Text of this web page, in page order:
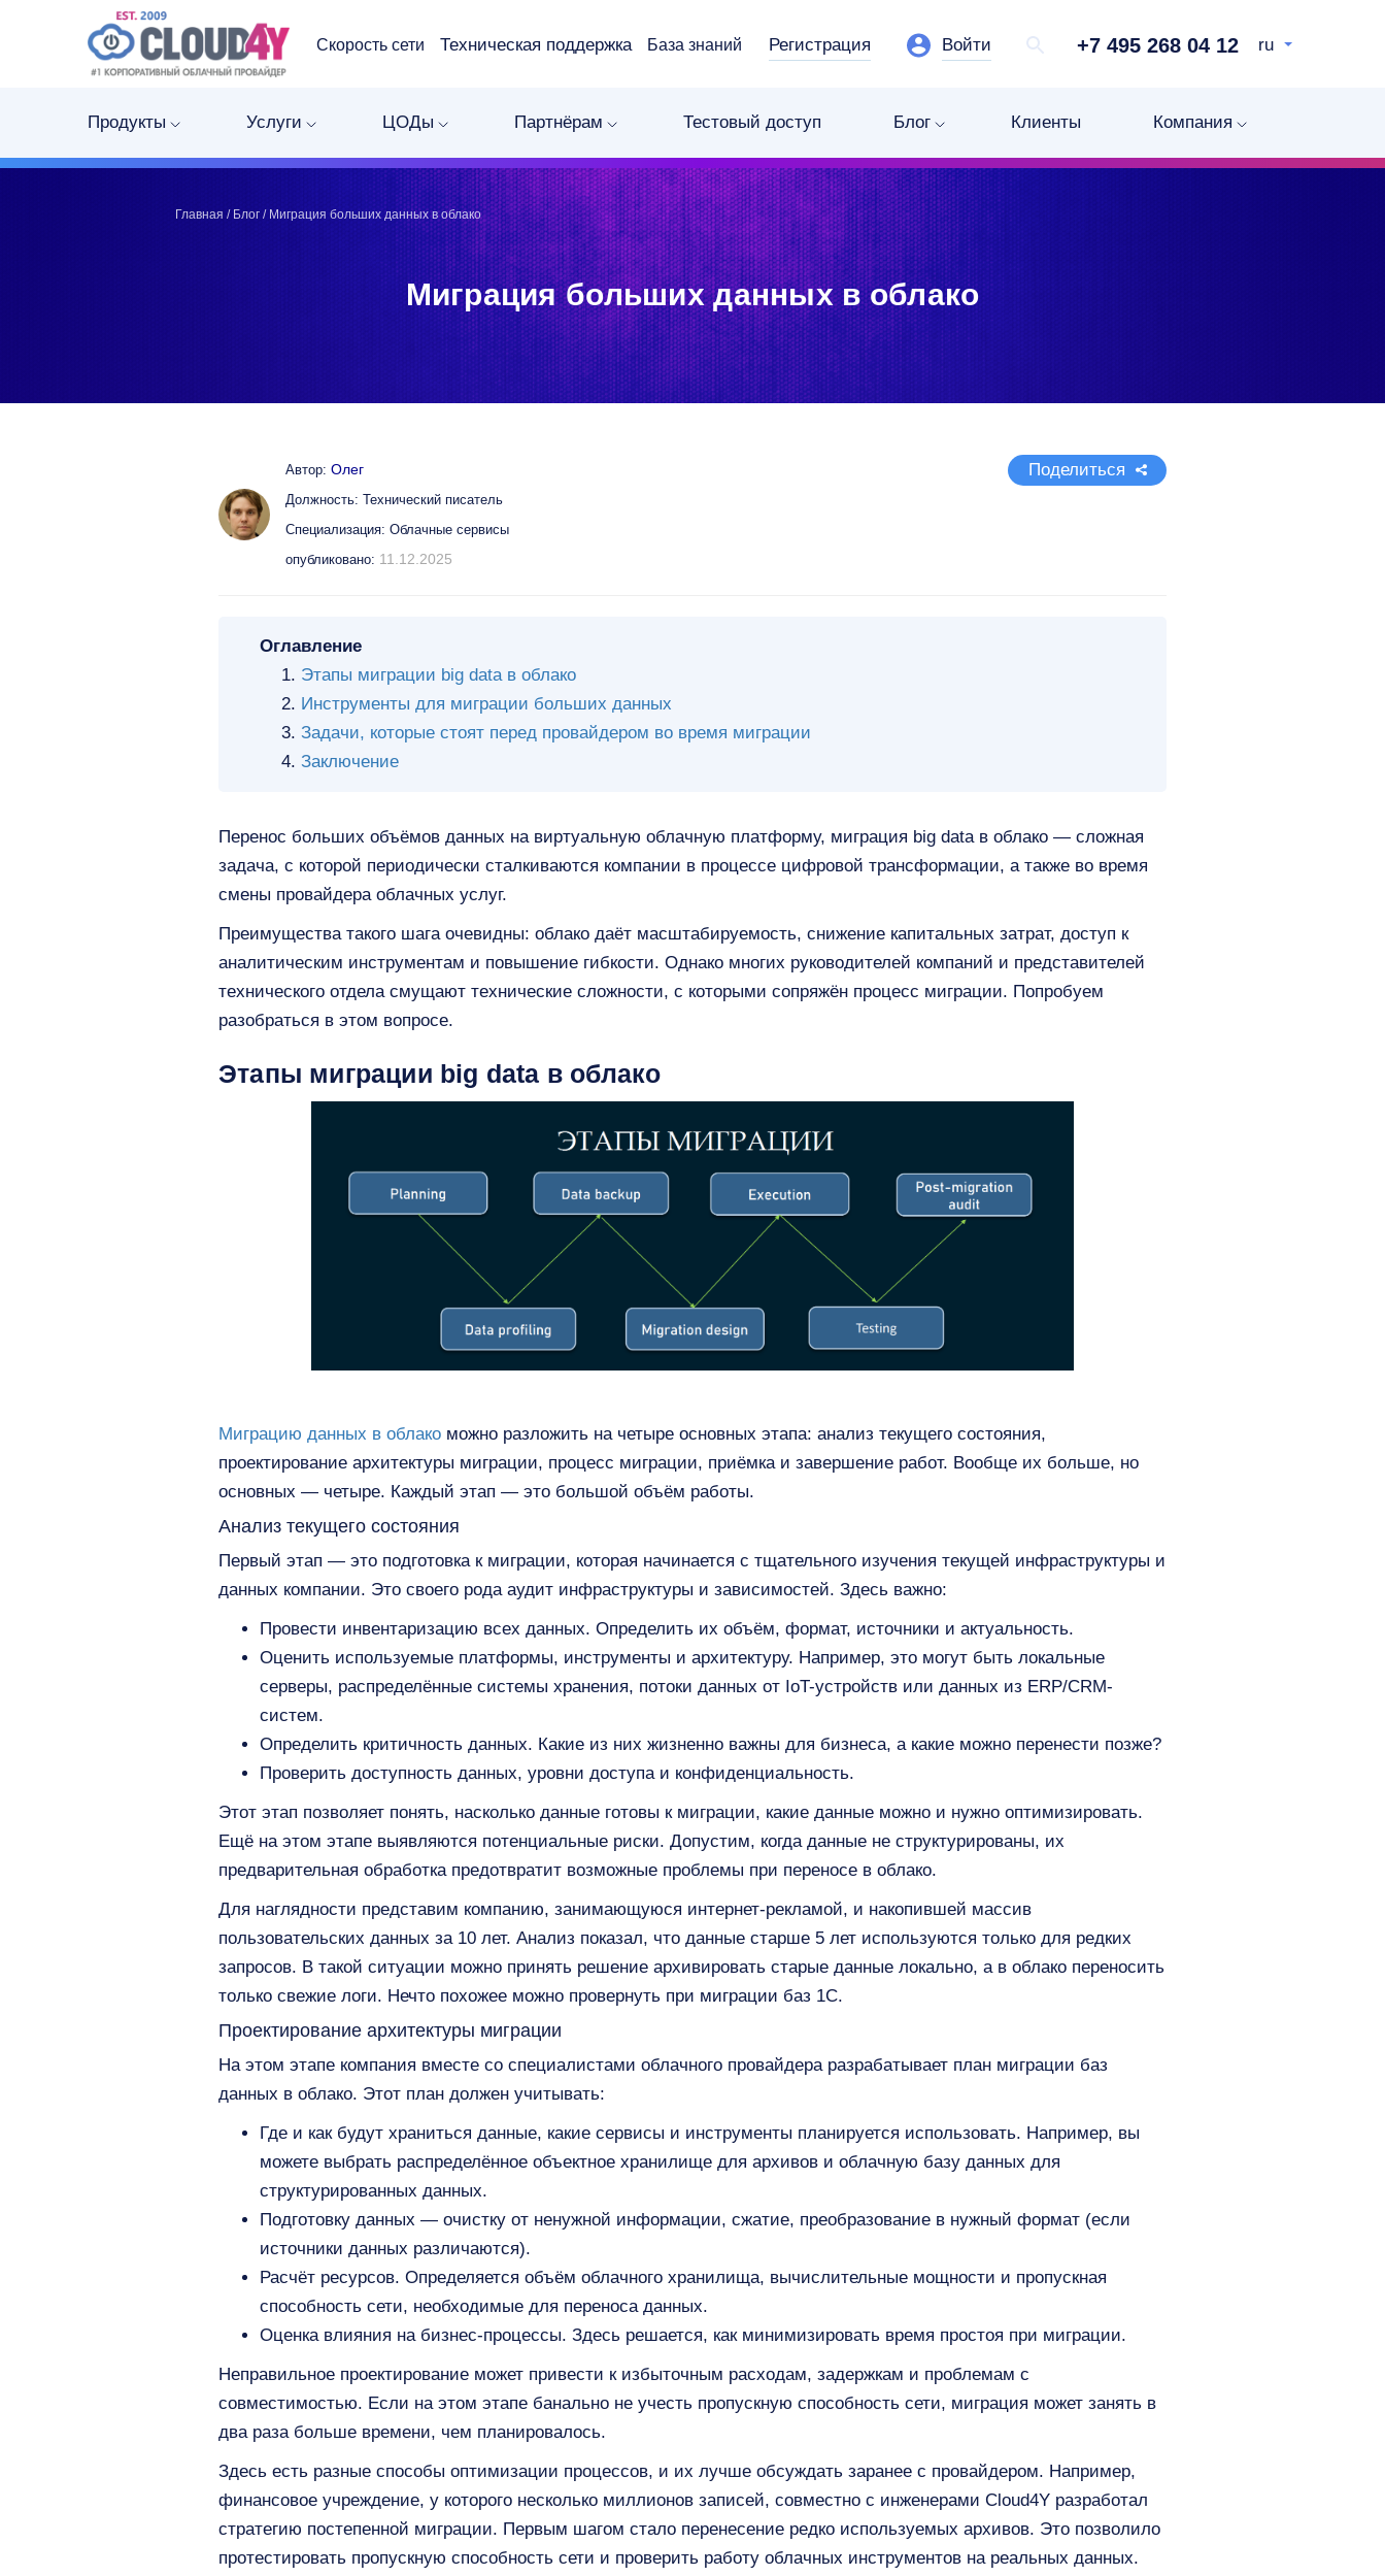
Скорость сети Техническая поддержка База знаний Регистрация Войти +7 495 268 04 12 ru
Продукты Услуги ЦОДы Партнёрам Тестовый доступ Блог Клиенты Компания
Главная / Блог / Миграция больших данных в облако
Миграция больших данных в облако
Автор: Олег
Должность: Технический писатель
Специализация: Облачные сервисы
опубликовано: 11.12.2025
Поделиться
Telegram
Твитнуть
LinkedIn
Оглавление
Этапы миграции big data в облако
Инструменты для миграции больших данных
Задачи, которые стоят перед провайдером во время миграции
Заключение
Перенос больших объёмов данных на виртуальную облачную платформу, миграция big data в облако — сложная
задача, с которой периодически сталкиваются компании в процессе цифровой трансформации, а также во время
смены провайдера облачных услуг.
Преимущества такого шага очевидны: облако даёт масштабируемость, снижение капитальных затрат, доступ к
аналитическим инструментам и повышение гибкости. Однако многих руководителей компаний и представителей
технического отдела смущают технические сложности, с которыми сопряжён процесс миграции. Попробуем
разобраться в этом вопросе.
Этапы миграции big data в облако
Миграцию данных в облако можно разложить на четыре основных этапа: анализ текущего состояния,
проектирование архитектуры миграции, процесс миграции, приёмка и завершение работ. Вообще их больше, но
основных — четыре. Каждый этап — это большой объём работы.
Анализ текущего состояния
Первый этап — это подготовка к миграции, которая начинается с тщательного изучения текущей инфраструктуры и
данных компании. Это своего рода аудит инфраструктуры и зависимостей. Здесь важно:
Провести инвентаризацию всех данных. Определить их объём, формат, источники и актуальность.
Оценить используемые платформы, инструменты и архитектуру. Например, это могут быть локальные
серверы, распределённые системы хранения, потоки данных от IoT-устройств или данных из ERP/CRM-
систем.
Определить критичность данных. Какие из них жизненно важны для бизнеса, а какие можно перенести позже?
Проверить доступность данных, уровни доступа и конфиденциальность.
Этот этап позволяет понять, насколько данные готовы к миграции, какие данные можно и нужно оптимизировать.
Ещё на этом этапе выявляются потенциальные риски. Допустим, когда данные не структурированы, их
предварительная обработка предотвратит возможные проблемы при переносе в облако.
Для наглядности представим компанию, занимающуюся интернет-рекламой, и накопившей массив
пользовательских данных за 10 лет. Анализ показал, что данные старше 5 лет используются только для редких
запросов. В такой ситуации можно принять решение архивировать старые данные локально, а в облако переносить
только свежие логи. Нечто похожее можно провернуть при миграции баз 1C.
Проектирование архитектуры миграции
На этом этапе компания вместе со специалистами облачного провайдера разрабатывает план миграции баз
данных в облако. Этот план должен учитывать:
Где и как будут храниться данные, какие сервисы и инструменты планируется использовать. Например, вы
можете выбрать распределённое объектное хранилище для архивов и облачную базу данных для
структурированных данных.
Подготовку данных — очистку от ненужной информации, сжатие, преобразование в нужный формат (если
источники данных различаются).
Расчёт ресурсов. Определяется объём облачного хранилища, вычислительные мощности и пропускная
способность сети, необходимые для переноса данных.
Оценка влияния на бизнес-процессы. Здесь решается, как минимизировать время простоя при миграции.
Неправильное проектирование может привести к избыточным расходам, задержкам и проблемам с
совместимостью. Если на этом этапе банально не учесть пропускную способность сети, миграция может занять в
два раза больше времени, чем планировалось.
Здесь есть разные способы оптимизации процессов, и их лучше обсуждать заранее с провайдером. Например,
финансовое учреждение, у которого несколько миллионов записей, совместно с инженерами Cloud4Y разработал
стратегию постепенной миграции. Первым шагом стало перенесение редко используемых архивов. Это позволило
протестировать пропускную способность сети и проверить работу облачных инструментов на реальных данных.
Telegram
Твитнуть
LinkedIn